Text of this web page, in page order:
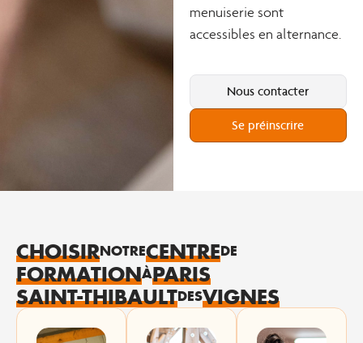
menuiserie sont
accessibles en alternance.
Se préinscrire
Nous contacter
CHOISIRNOTRECENTREDE
FORMATIONÀPARIS
SAINT-THIBAULTDESVIGNES